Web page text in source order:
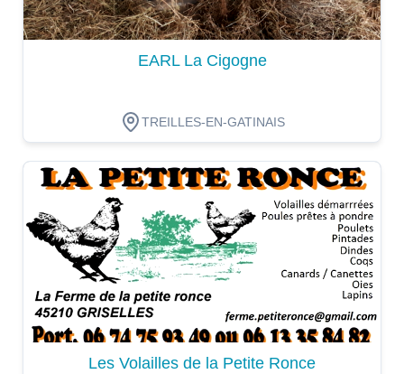
EARL La Cigogne
TREILLES-EN-GATINAIS
Dégustation
Les Volailles de la Petite Ronce